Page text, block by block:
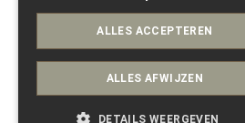
© Copyright 2023 – Wepdzign
ALLES ACCEPTEREN
ALLES AFWIJZEN
DETAILS WEERGEVEN